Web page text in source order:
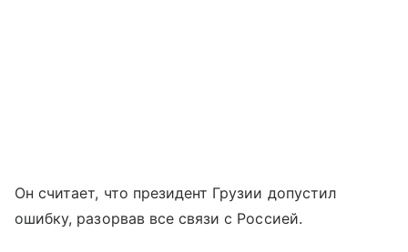
Он считает, что президент Грузии допустил
ошибку, разорвав все связи с Россией.